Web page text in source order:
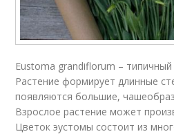
Eustoma grandiflorum –
Растение формирует длинные
появляются большие,
Взрослое растение может
Цветок эустомы состоит из